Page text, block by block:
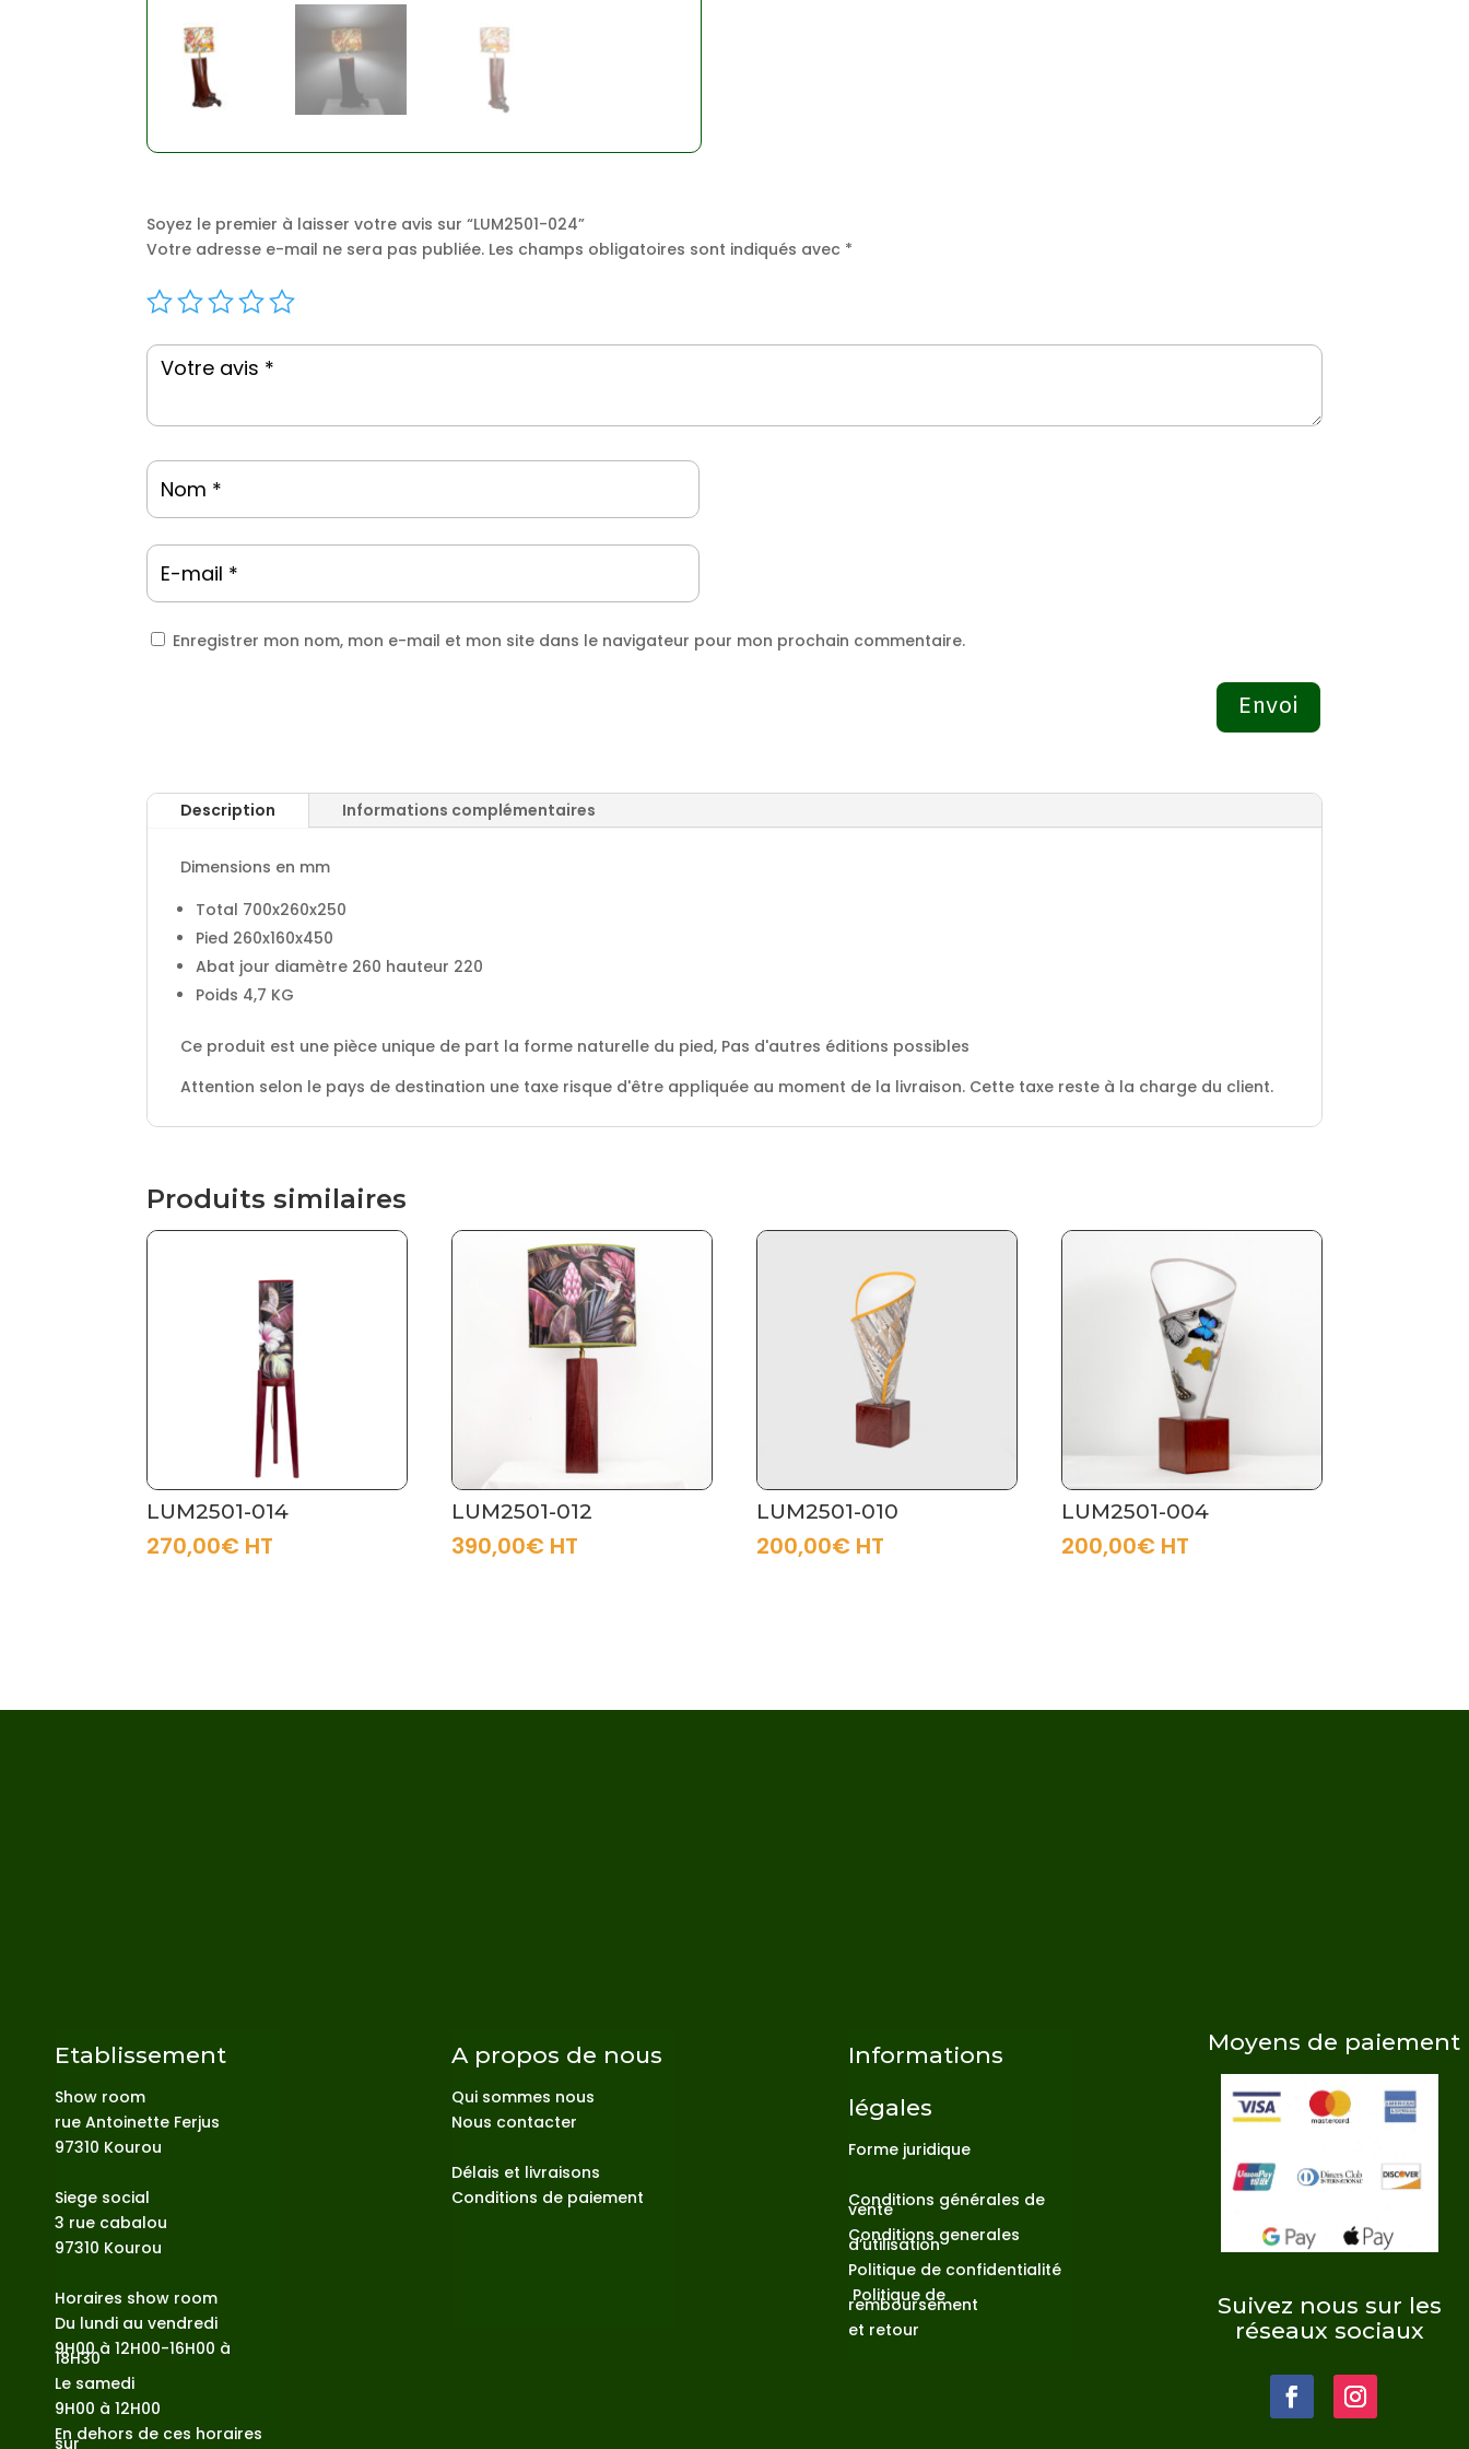
Soyez le premier à laisser votre avis sur “LUM2501-024”
Votre adresse e-mail ne sera pas publiée. Les champs obligatoires sont indiqués avec *
Enregistrer mon nom, mon e-mail et mon site dans le navigateur pour mon prochain commentaire.
Envoi
Description Informations complémentaires
Dimensions en mm
Total 700x260x250
Pied 260x160x450
Abat jour diamètre 260 hauteur 220
Poids 4,7 KG
Ce produit est une pièce unique de part la forme naturelle du pied, Pas d'autres éditions possibles
Attention selon le pays de destination une taxe risque d'être appliquée au moment de la livraison. Cette taxe reste à la charge du client.
Produits similaires
LUM2501-014
270,00€ HT
LUM2501-012
390,00€ HT
LUM2501-010
200,00€ HT
LUM2501-004
200,00€ HT
Etablissement
Show room
rue Antoinette Ferjus
97310 Kourou
Siege social
3 rue cabalou
97310 Kourou
Horaires show room
Du lundi au vendredi
9H00 à 12H00-16H00 à
18H30
Le samedi
9H00 à 12H00
En dehors de ces horaires
sur
A propos de nous
Qui sommes nous
Nous contacter
Délais et livraisons
Conditions de paiement
Informations
légales
Forme juridique
Conditions générales de
vente
Conditions generales
d’utilisation
Politique de confidentialité
Politique de
remboursement
et retour
Moyens de paiement
Suivez nous sur les
réseaux sociaux